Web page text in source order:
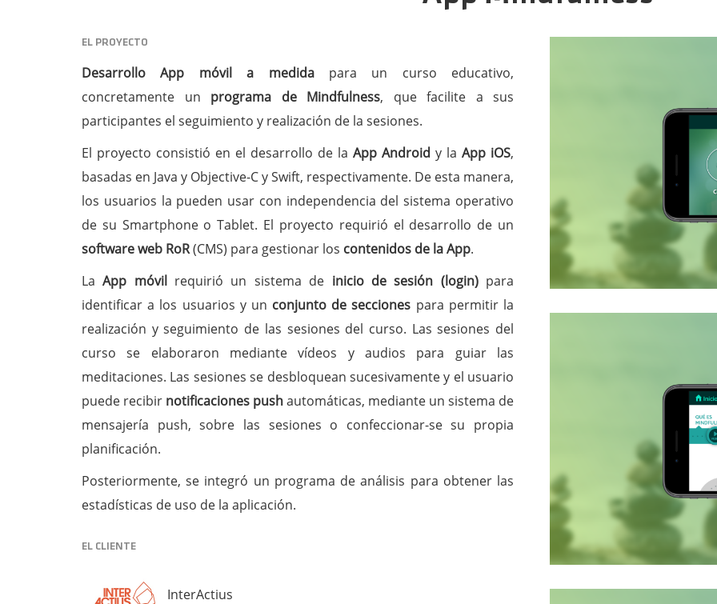
EL PROYECTO
Desarrollo App móvil a medidapara un curso educativo,
concretamente un programa de Mindfulness, que facilite a sus
participantes el seguimiento y realización de la sesiones.
El proyecto consistió en el desarrollo de la App Android y la App iOS,
basadas en Java y Objective-C y Swift, respectivamente. De esta manera,
los usuarios la pueden usar con independencia del sistema operativo
de su Smartphone o Tablet. El proyecto requirió el desarrollo de un
software web RoR(CMS) para gestionar los contenidos de la App.
LaApp móvilrequirió un sistema de inicio de sesión (login)para
identificar a los usuarios y un conjunto de secciones para permitir la
realización y seguimiento de las sesiones del curso. Las sesiones del
curso se elaboraron mediante vídeos y audios para guiar las
meditaciones. Las sesiones se desbloquean sucesivamente y el usuario
puede recibir notificaciones pushautomáticas, mediante un sistema de
mensajería push, sobre las sesiones o confeccionar-se su propia
planificación.
Posteriormente, se integró un programa de análisis para obtener las
estadísticas de uso de la aplicación.
EL CLIENTE
InterActius